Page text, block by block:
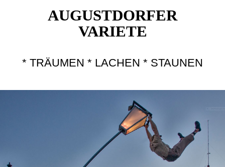
AUGUSTDORFER
VARIETE
* TRÄUMEN * LACHEN * STAUNEN